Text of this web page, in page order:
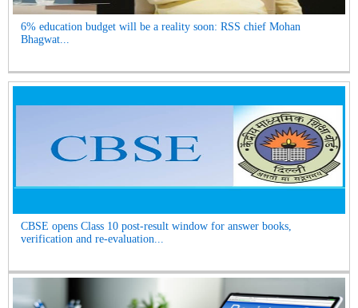
6% education budget will be a reality soon: RSS chief Mohan
Bhagwat...
CBSE opens Class 10 post-result window for answer books,
verification and re-evaluation...